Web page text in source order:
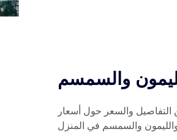
والسمسم
والسعر حول أسعار
والسمسم في المنزل